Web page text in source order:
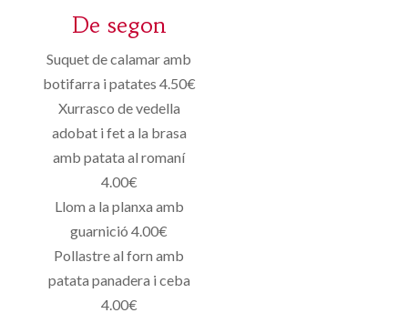
De segon
Suquet de calamar amb
botifarra i patates 4.50€
Xurrasco de vedella
adobat i fet a la brasa
amb patata al romaní
4.00€
Llom a la planxa amb
guarnició 4.00€
Pollastre al forn amb
patata panadera i ceba
4.00€